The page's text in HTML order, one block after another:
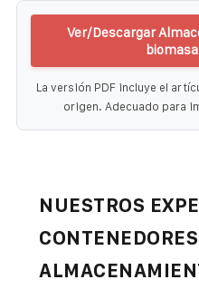
Ver/Descargar
La versión PDF incluye el
origen. Adecuado para
NUESTROS